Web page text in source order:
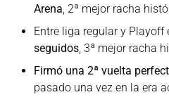
Arena, 2ª mejor racha
Entre liga regular y Playoff
seguidos, 3ª mejor racha
Firmó una 2ª vuelta
pasado una vez en la era